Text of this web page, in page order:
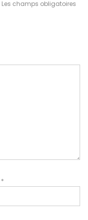
Les champs obligatoires
*